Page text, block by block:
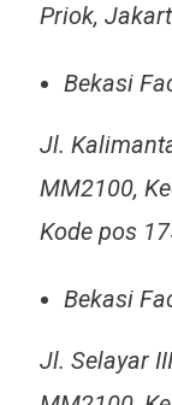
Priok,
Bekasi
Jl.
MM2100,
Kode pos
Bekasi
Jl. Selayar